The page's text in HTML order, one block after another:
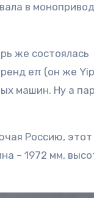
же состоялась
eπ (он же
машин. Ну а
Россию, этот
– 1972 мм,